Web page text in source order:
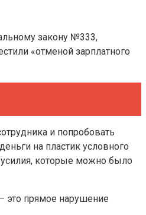
закону №333,
«отменой зарплатного
и попробовать
на пластик условного
усилия, которые можно было
это прямое нарушение